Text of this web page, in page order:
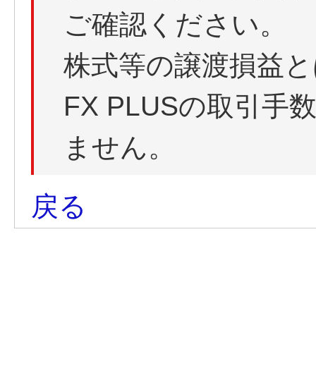
ご確認ください。
株式等の譲渡損益
FX PLUSの取引手
ません。
戻る